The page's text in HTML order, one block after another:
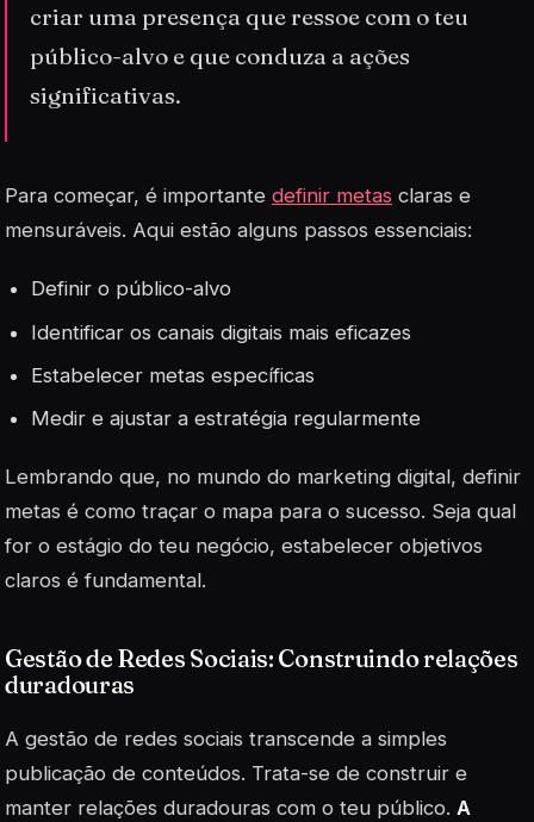
criar uma presença que ressoe com o teu
público-alvo e que conduza a ações
significativas.
Para começar, é importante definir metas claras e
mensuráveis. Aqui estão alguns passos essenciais:
Definir o público-alvo
Identificar os canais digitais mais eficazes
Estabelecer metas específicas
Medir e ajustar a estratégia regularmente
Lembrando que, no mundo do marketing digital, definir
metas é como traçar o mapa para o sucesso. Seja qual
for o estágio do teu negócio, estabelecer objetivos
claros é fundamental.
Gestão de Redes Sociais: Construindo relações
duradouras
A gestão de redes sociais transcende a simples
publicação de conteúdos. Trata-se de construir e
manter relações duradouras com o teu público. A